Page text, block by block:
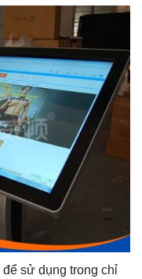
sử dụng trong chỉ